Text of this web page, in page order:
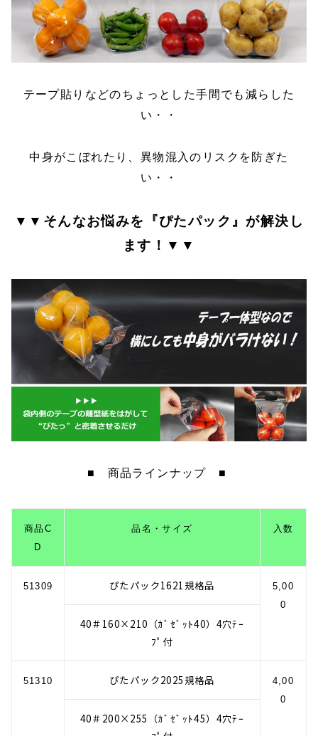
テープ貼りなどのちょっとした手間でも減らした
い・・
中身がこぼれたり、異物混入のリスクを防ぎた
い・・
▼▼そんなお悩みを『ぴたパック』が解決し
ます！▼▼
■ 商品ラインナップ ■
商品C
D
品名・サイズ 入数
51309 ぴたパック1621規格品
5,00
0
40＃160×210（ｶﾞｾﾞｯﾄ40）4穴ﾃｰ
ﾌﾟ付
51310 ぴたパック2025規格品
4,00
0
40＃200×255（ｶﾞｾﾞｯﾄ45）4穴ﾃｰ